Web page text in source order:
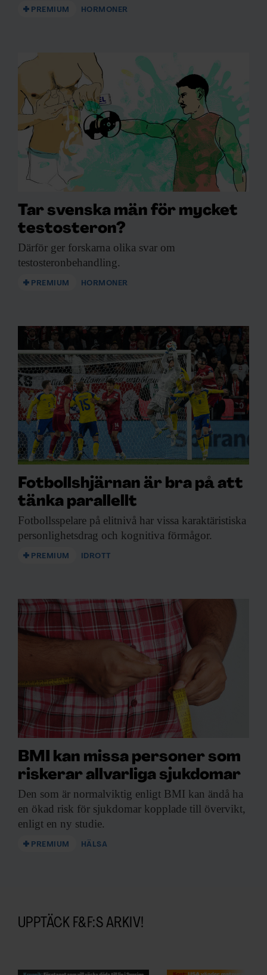
PREMIUM HORMONER
Tar svenska män för mycket
testosteron?
Därför ger forskarna olika svar om
testosteronbehandling.
PREMIUM HORMONER
Fotbollshjärnan är bra på att
tänka parallellt
Fotbollsspelare på elitnivå har vissa karaktäristiska
personlighetsdrag och kognitiva förmågor.
PREMIUM IDROTT
BMI kan missa personer som
riskerar allvarliga sjukdomar
Den som är normalviktig enligt BMI kan ändå ha
en ökad risk för sjukdomar kopplade till övervikt,
enligt en ny studie.
PREMIUM HÄLSA
UPPTÄCK F&F:S ARKIV!